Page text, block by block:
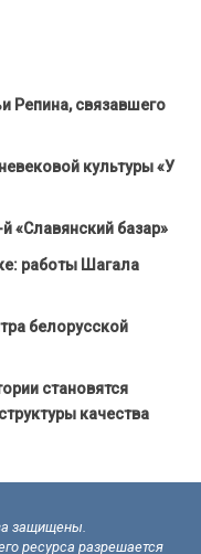
Репина, связавшего
культуры «У
«Славянский базар»
работы Шагала
белорусской
становятся
качества
защищены.
ресурса разрешается